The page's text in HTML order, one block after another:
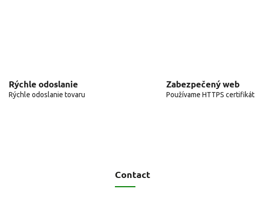
Rýchle odoslanie
Rýchle odoslanie tovaru
Zabezpečený web
Používame HTTPS certifikát
Contact